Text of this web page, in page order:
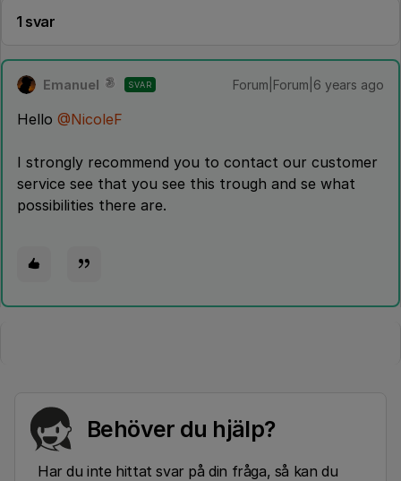
1 svar
Emanuel SVAR Forum|Forum|6 years ago
Hello @NicoleF
I strongly recommend you to contact our customer
service see that you see this trough and se what
possibilities there are.
Behöver du hjälp?
Har du inte hittat svar på din fråga, så kan du